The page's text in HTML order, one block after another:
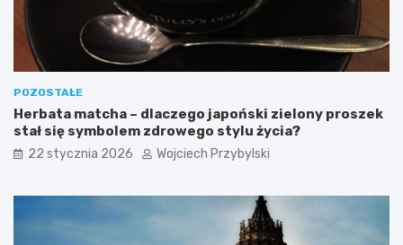
POZOSTAŁE
Herbata matcha – dlaczego japoński zielony proszek
stał się symbolem zdrowego stylu życia?
22 stycznia 2026 Wojciech Przybylski